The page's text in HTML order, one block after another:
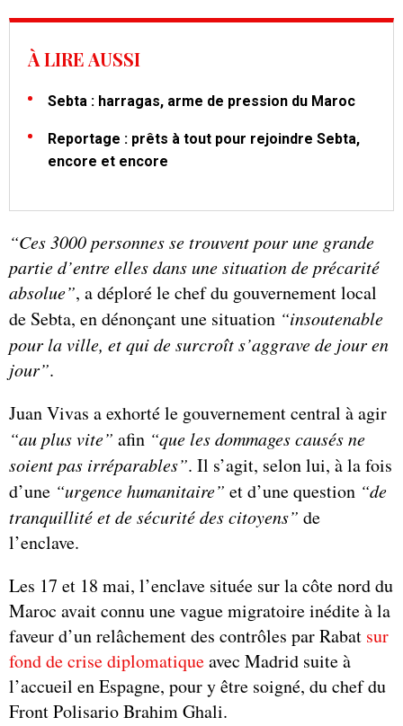
À LIRE AUSSI
Sebta : harragas, arme de pression du Maroc
Reportage : prêts à tout pour rejoindre Sebta,
encore et encore
“Ces 3000 personnes se trouvent pour une grande
partie d’entre elles dans une situation de précarité
absolue”, a déploré le chef du gouvernement local
de Sebta, en dénonçant une situation “insoutenable
pour la ville, et qui de surcroît s’aggrave de jour en
jour”.
Juan Vivas a exhorté le gouvernement central à agir
“au plus vite” afin “que les dommages causés ne
soient pas irréparables”. Il s’agit, selon lui, à la fois
d’une “urgence humanitaire” et d’une question “de
tranquillité et de sécurité des citoyens” de
l’enclave.
Les 17 et 18 mai, l’enclave située sur la côte nord du
Maroc avait connu une vague migratoire inédite à la
faveur d’un relâchement des contrôles par Rabat sur
fond de crise diplomatiqueavec Madrid suite à
l’accueil en Espagne, pour y être soigné, du chef du
Front Polisario Brahim Ghali.